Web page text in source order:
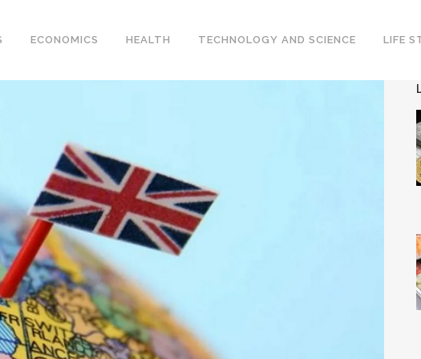
ECONOMICS HEALTH TECHNOLOGY AND SCIENCE LIFE